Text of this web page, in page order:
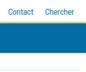
Contact Chercher